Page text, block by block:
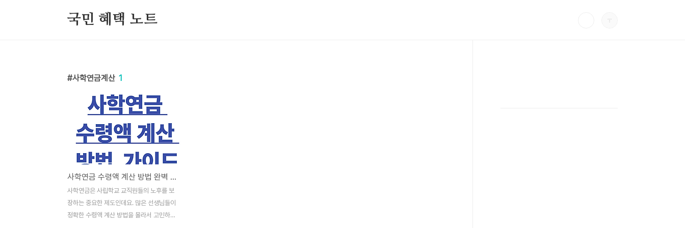
국민 혜택 노트
사학연금계산 1
사학연금 수령액 계산 방법 완벽 가이드
사학연금은 사립학교 교직원들의 노후를 보
장하는 중요한 제도인데요. 많은 선생님들이
정확한 수령액 계산 방법을 몰라서 고민하시